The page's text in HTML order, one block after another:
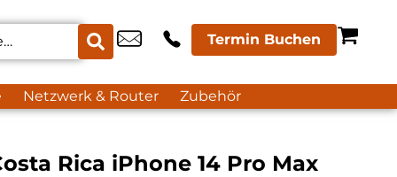
Termin Buchen
Netzwerk & Router Zubehör
Rica iPhone 14 Pro Max